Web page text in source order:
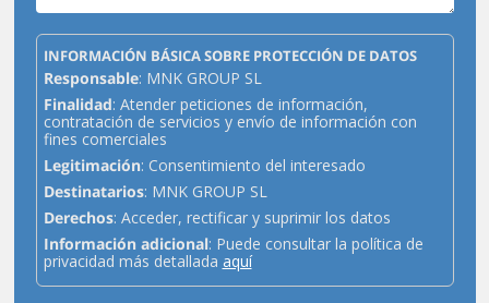
INFORMACIÓN BÁSICA SOBRE PROTECCIÓN DE DATOS
Responsable: MNK GROUP SL
Finalidad: Atender peticiones de información,
contratación de servicios y envío de información con
fines comerciales
Legitimación: Consentimiento del interesado
Destinatarios: MNK GROUP SL
Derechos: Acceder, rectificar y suprimir los datos
Información adicional: Puede consultar la política de
privacidad más detallada aquí